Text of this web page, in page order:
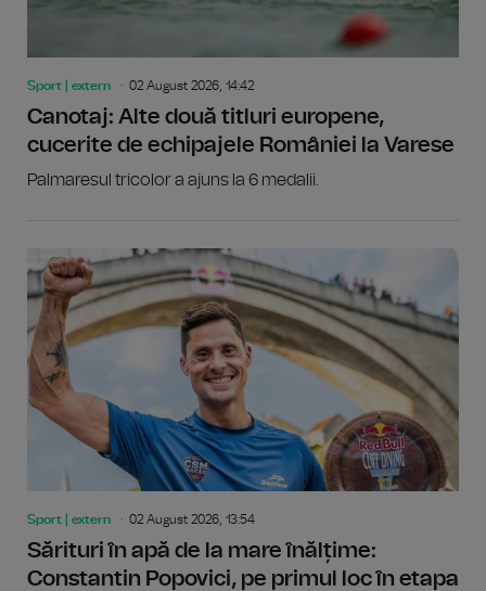
Sport | extern 02 August 2026, 14:42
Canotaj: Alte două titluri europene,
cucerite de echipajele României la Varese
Palmaresul tricolor a ajuns la 6 medalii.
Sport | extern 02 August 2026, 13:54
Sărituri în apă de la mare înălțime:
Constantin Popovici, pe primul loc în etapa